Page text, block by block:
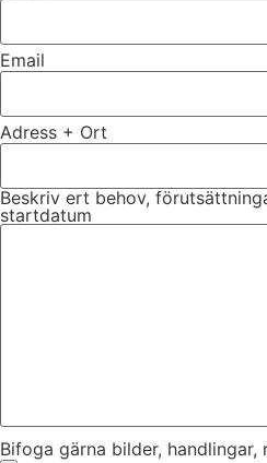
Email
Adress + Ort
Beskriv ert behov,
startdatum
Bifoga gärna bilder, handlingar,